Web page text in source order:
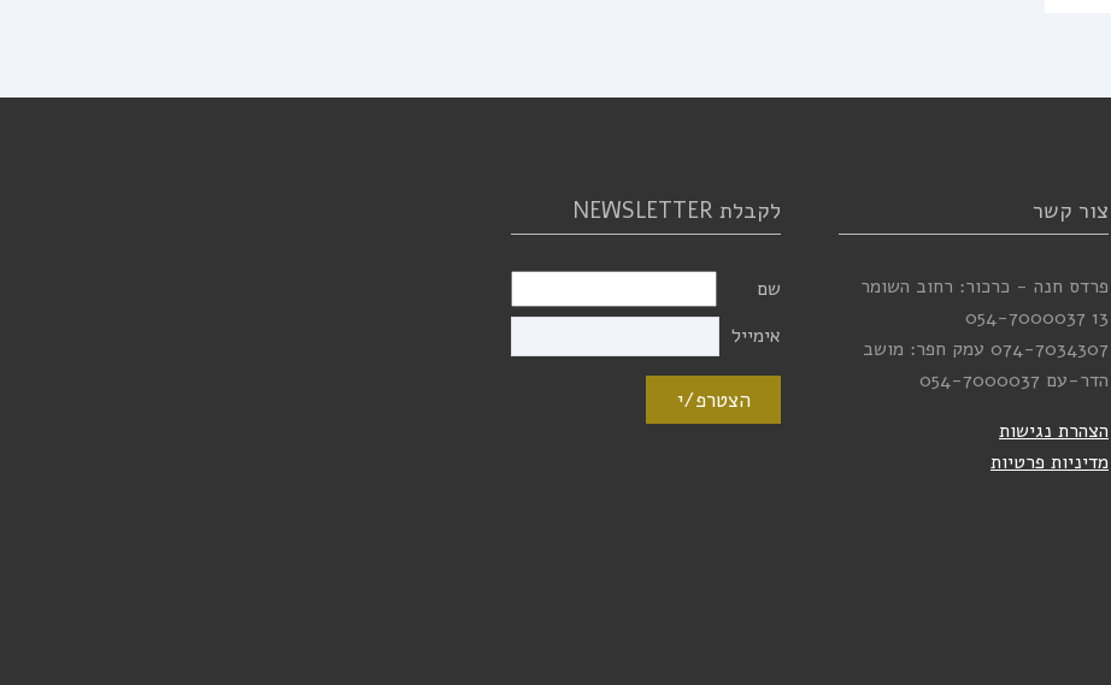
צור קשר
פרדס חנה - כרכור: רחוב השומר
13
054-7000037
074-7034307 עמק חפר: מושב
הדר-עם 054-7000037
הצהרת נגישות
מדיניות פרטיות
לקבלת NEWSLETTER
שם
אימייל
הצטרפ/י